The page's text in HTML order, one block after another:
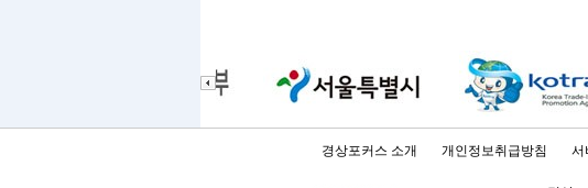
경상포커스 소개 개인정보취급방침 서